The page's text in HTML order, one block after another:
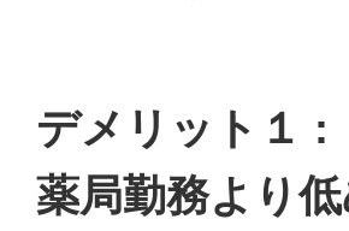
デメリット１
薬局勤務より